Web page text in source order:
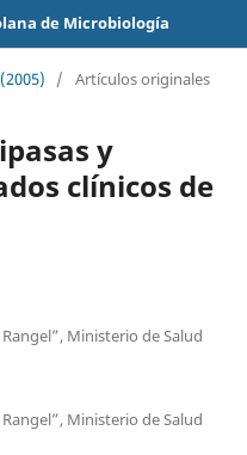
de Microbiología
/ Artículos originales
y
clínicos de
Ministerio de Salud
Ministerio de Salud